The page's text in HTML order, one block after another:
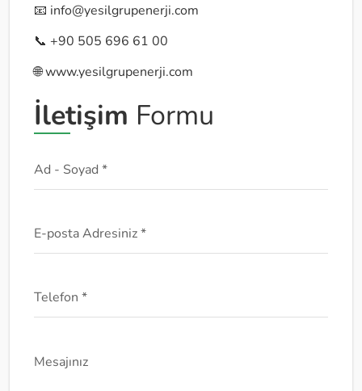
📧 info@yesilgrupenerji.com
📞 +90 505 696 61 00
🌐 www.yesilgrupenerji.com
İletişim Formu
Ad - Soyad *
E-posta Adresiniz *
Telefon *
Mesajınız